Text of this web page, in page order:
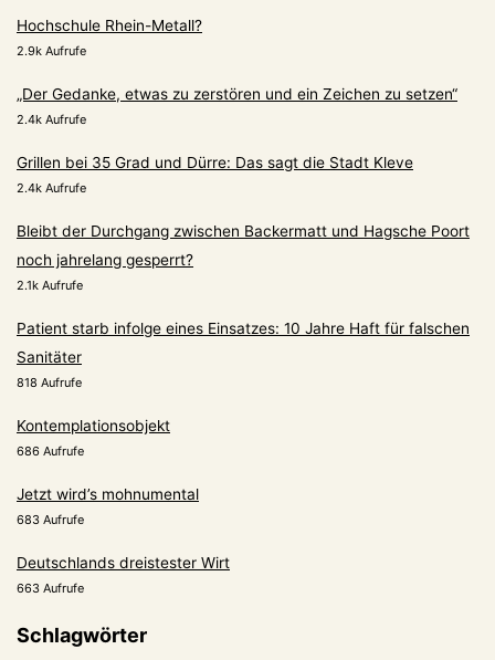
Hochschule Rhein-Metall?
2.9k Aufrufe
„Der Gedanke, etwas zu zerstören und ein Zeichen zu setzen“
2.4k Aufrufe
Grillen bei 35 Grad und Dürre: Das sagt die Stadt Kleve
2.4k Aufrufe
Bleibt der Durchgang zwischen Backermatt und Hagsche Poort
noch jahrelang gesperrt?
2.1k Aufrufe
Patient starb infolge eines Einsatzes: 10 Jahre Haft für falschen
Sanitäter
818 Aufrufe
Kontemplationsobjekt
686 Aufrufe
Jetzt wird’s mohnumental
683 Aufrufe
Deutschlands dreistester Wirt
663 Aufrufe
Schlagwörter